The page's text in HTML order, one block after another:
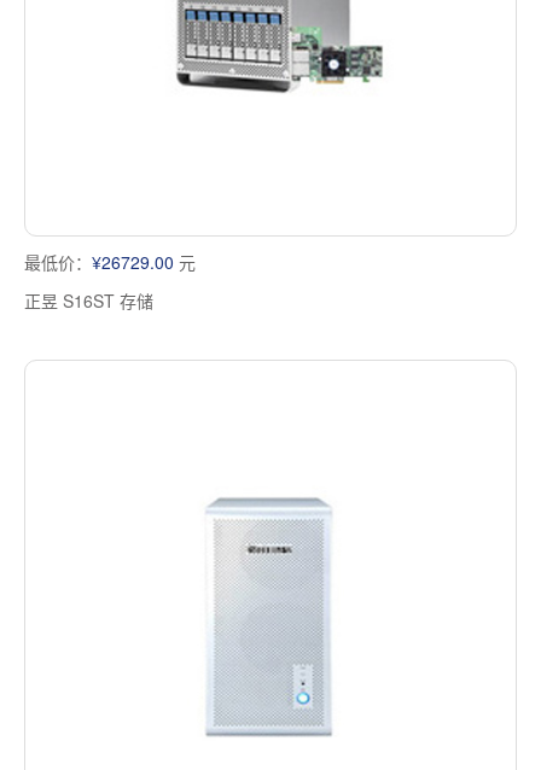
最低价： ¥26729.00 元
正昱 S16ST 存储